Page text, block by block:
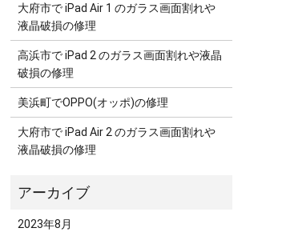
大府市で iPad Air 1 のガラス画面割れや
液晶破損の修理
高浜市で iPad 2 のガラス画面割れや液晶
破損の修理
美浜町でOPPO(オッポ)の修理
大府市で iPad Air 2 のガラス画面割れや
液晶破損の修理
2023年8月